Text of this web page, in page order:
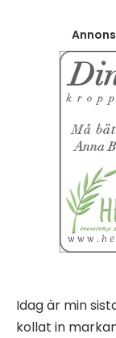
Annons
Idag är min
kollat in